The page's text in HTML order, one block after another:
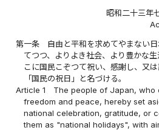
昭和二十三年
第一条
自由と平和を求めてやまない
てつつ、よりよき社会、より豊かな
こに国民こぞつて祝い、感謝し、又
「国民の祝日」と名づける。
Article 1
The people of Japan, who
freedom and peace, hereby set
national celebration, gratitude, or
them as "national holidays", with